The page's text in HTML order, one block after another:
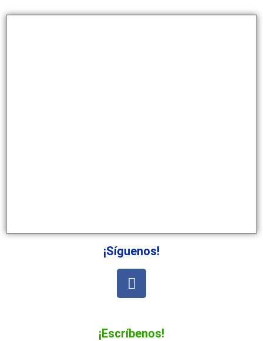
¡Síguenos!
¡Escríbenos!